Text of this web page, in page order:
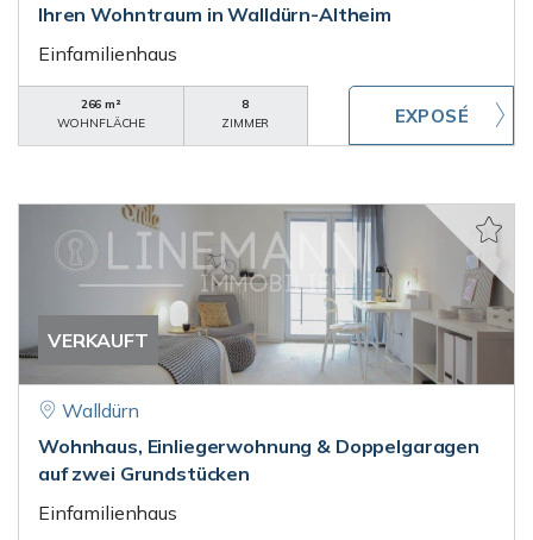
Ihren Wohntraum in Walldürn-Altheim
Einfamilienhaus
266 m²
WOHNFLÄCHE
8
ZIMMER
VERKAUFT
Walldürn
Wohnhaus, Einliegerwohnung & Doppelgaragen
auf zwei Grundstücken
Einfamilienhaus